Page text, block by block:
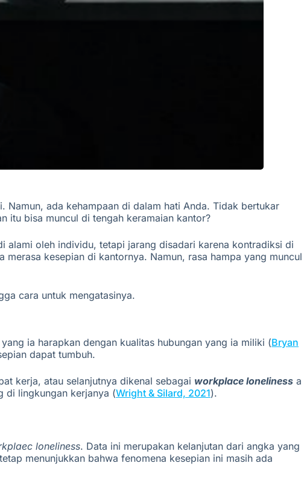
Namun, ada kehampaan di dalam hati Anda. Tidak bertukar
itu bisa muncul di tengah keramaian kantor?
alami oleh individu, tetapi jarang disadari karena kontradiksi di
kesepian di kantornya. Namun, rasa hampa yang muncul
cara untuk mengatasinya.
ia harapkan dengan kualitas hubungan yang ia miliki (Bryan
dapat tumbuh.
kerja, atau selanjutnya dikenal sebagai workplace loneliness a
di lingkungan kerjanya (Wright & Silard, 2021).
loneliness. Data ini merupakan kelanjutan dari angka yang
menunjukkan bahwa fenomena kesepian ini masih ada